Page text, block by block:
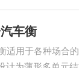
车衡
适用于各种场合